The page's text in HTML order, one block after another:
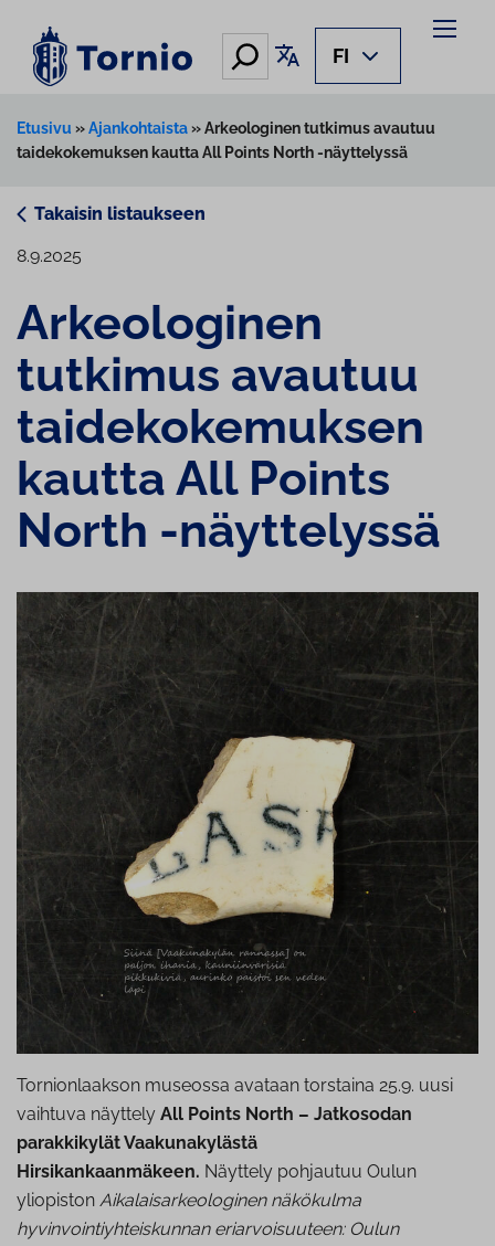
sisältöön
Hae Käännä sivu
FI
Etusivu »Ajankohtaista»Arkeologinen tutkimus avautuu
taidekokemuksen kautta All Points North -näyttelyssä
Takaisin listaukseen
8.9.2025
Ar­keo­lo­gi­nen
tutkimus avautuu
tai­de­ko­ke­muk­sen
kautta All Points
North -näyttelyssä
Tornionlaakson museossa avataan torstaina 25.9. uusi
vaihtuva näyttely All Points North – Jatkosodan
parakkikylät Vaakunakylästä
Hirsikankaanmäkeen. Näyttely pohjautuu Oulun
yliopiston Aikalaisarkeologinen näkökulma
hyvinvointiyhteiskunnan eriarvoisuuteen: Oulun